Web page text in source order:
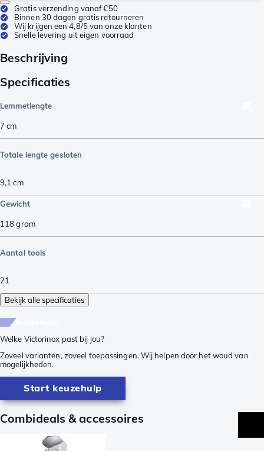
Gratis verzending vanaf €50
Binnen 30 dagen gratis retourneren
Wij krijgen een 4,8/5 van onze klanten
Snelle levering uit eigen voorraad
Beschrijving
Specificaties
Lemmetlengte
7 cm
Totale lengte gesloten
9,1 cm
Gewicht
118gram
Aantal tools
21
Bekijk alle specificaties
Welke Victorinox past bij jou?
Zoveel varianten, zoveel toepassingen. Wij helpen door het woud van
mogelijkheden.
Start keuzehulp
Combideals & accessoires